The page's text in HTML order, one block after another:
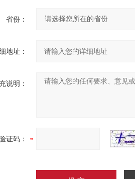
省份：
地址：
说明：
证码：